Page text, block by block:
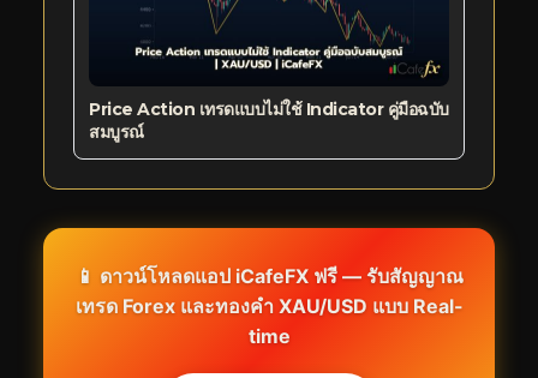
Price Action เทรดแบบไม่ใช้ Indicator คู่มือฉบับ
สมบูรณ์
📱 ดาวน์โหลดแอป iCafeFX ฟรี — รับสัญญาณ
เทรด Forex และทองคำ XAU/USD แบบ Real-
time